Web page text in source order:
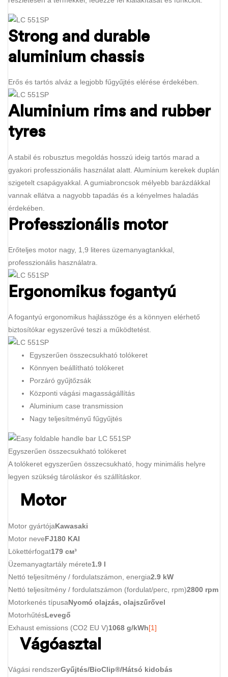
Strong and durable
aluminium chassis
Erős és tartós alváz a legjobb fűgyűjtés elérése érdekében.
Aluminium rims and rubber
tyres
A stabil és robusztus megoldás hosszú ideig tartós marad a
gyakori professzionális használat alatt. Alumínium kerekek duplán
szigetelt csapágyakkal. A gumiabroncsok mélyebb barázdákkal
vannak ellátva a nagyobb tapadás és a kényelmes haladás
érdekében.
Professzionális motor
Erőteljes motor nagy, 1,9 literes üzemanyagtankkal,
professzionális használatra.
Ergonomikus fogantyú
A fogantyú ergonomikus hajlásszöge és a könnyen elérhető
biztosítókar egyszerűvé teszi a működtetést.
Egyszerűen összecsukható tolókeret
Könnyen beállítható tolókeret
Porzáró gyűjtőzsák
Központi vágási magasságállítás
Aluminium case transmission
Nagy teljesítményű fűgyűjtés
Egyszerűen összecsukható tolókeret
A tolókeret egyszerűen összecsukható, hogy minimális helyre
legyen szükség tároláskor és szállításkor.
Motor
Motor gyártójaKawasaki
Motor neveFJ180 KAI
Lökettérfogat179 см³
Üzemanyagtartály mérete1.9 l
Nettó teljesítmény / fordulatszámon, energia2.9 kW
Nettó teljesítmény / fordulatszámon (fordulat/perc, rpm)2800 rpm
Motorkenés típusaNyomó olajzás, olajszűrővel
MotorhűtésLevegő
Exhaust emissions (CO2 EU V)1068 g/kWh[1]
Vágóasztal
Vágási rendszerGyűjtés/BioClip®/Hátsó kidobás